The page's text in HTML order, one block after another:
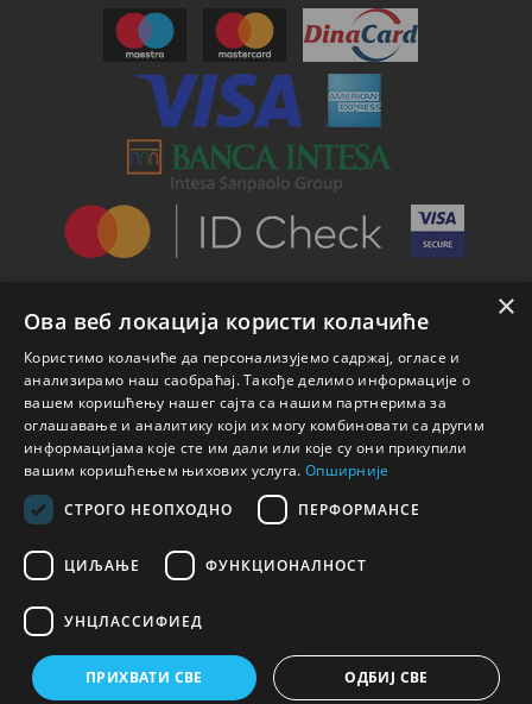
© 2026 Nicole Parfemi
×
Ова веб локација користи колачиће
Користимо колачиће да персонализујемо садржај, огласе и
анализирамо наш саобраћај. Такође делимо информације о
вашем коришћењу нашег сајта са нашим партнерима за
оглашавање и аналитику који их могу комбиновати са другим
информацијама које сте им дали или које су они прикупили
вашим коришћењем њихових услуга. Опширније
СТРОГО НЕОПХОДНО
ПЕРФОРМАНСЕ
ЦИЉАЊЕ ФУНКЦИОНАЛНОСТ
УНЦЛАССИФИЕД
ПРИХВАТИ СВЕ ОДБИЈ СВЕ